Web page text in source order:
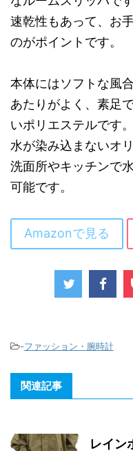
速乾性もあって、お
のがポイントです。
本体にはソフトな風
あたりがよく、素足
いポリエステルです。
水が染み込まないオ
洗面所やキッチンで
可能です。
Amazonで見る
-ファッション・腕時計
関連記事
レイン